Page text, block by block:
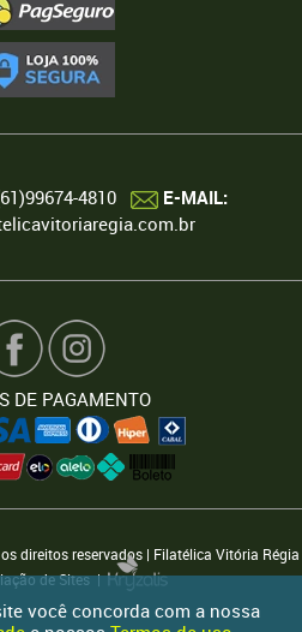
você concorda com a nossa
4810
E-MAIL:
DE PAGAMENTO
direitos reservados | Filatélica Vitória Régia
de Sites |